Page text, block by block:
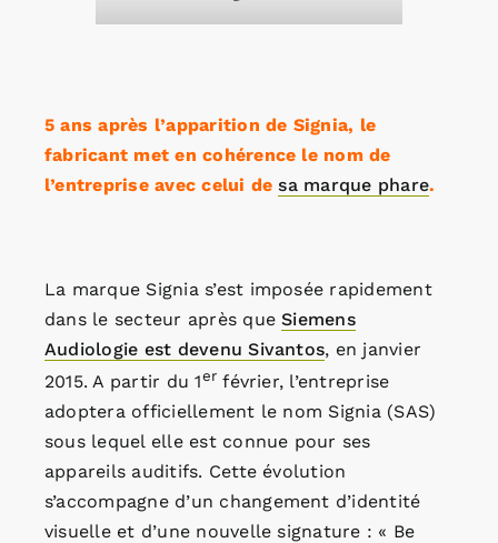
5 ans après l’apparition de Signia, le
fabricant met en cohérence le nom de
l’entreprise avec celui desa marque phare.
La marque Signia s’est imposée rapidement
dans le secteur après queSiemens
Audiologie est devenu Sivantos, en janvier
2015. A partir du 1er février, l’entreprise
adoptera officiellement le nom Signia (SAS)
sous lequel elle est connue pour ses
appareils auditifs. Cette évolution
s’accompagne d’un changement d’identité
visuelle et d’une nouvelle signature : « Be